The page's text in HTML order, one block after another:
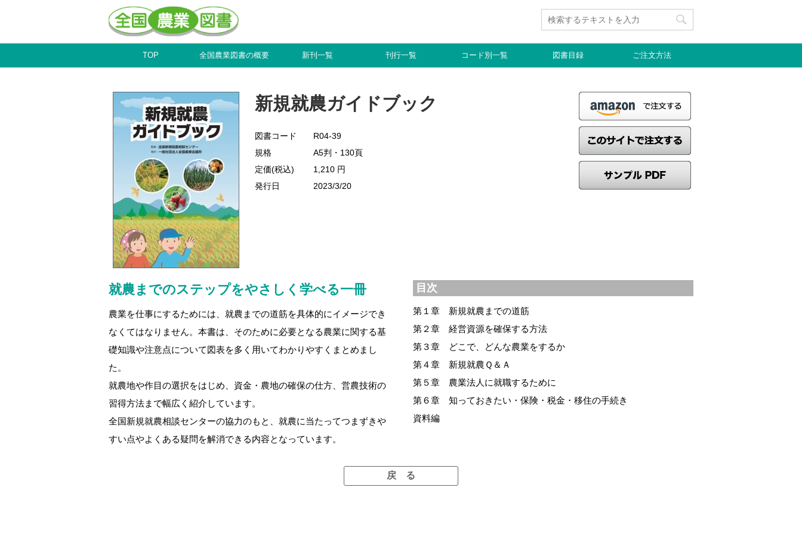
TOP 全国農業図書の概要 新刊一覧 刊行一覧 コード別一覧 図書目録 ご注文方法
新規就農ガイドブック
図書コード
R04-39
規格
A5判・130頁
定価(税込)
1,210 円
発行日
2023/3/20
就農までのステップをやさしく学べる一冊
農業を仕事にするためには、就農までの道筋を具体的にイメージでき
なくてはなりません。本書は、そのために必要となる農業に関する基
礎知識や注意点について図表を多く用いてわかりやすくまとめまし
た。
就農地や作目の選択をはじめ、資金・農地の確保の仕方、営農技術の
習得方法まで幅広く紹介しています。
全国新規就農相談センターの協力のもと、就農に当たってつまずきや
すい点やよくある疑問を解消できる内容となっています。
目次
第１章 新規就農までの道筋
第２章 経営資源を確保する方法
第３章 どこで、どんな農業をするか
第４章 新規就農Ｑ＆Ａ
第５章 農業法人に就職するために
第６章 知っておきたい・保険・税金・移住の手続き
資料編